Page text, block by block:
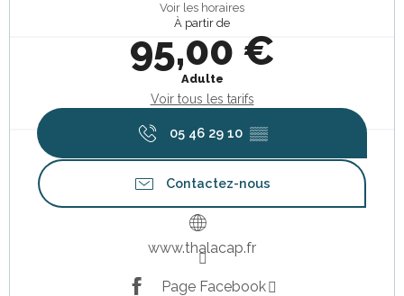
Voir les horaires
À partir de
95,00 €
Adulte
Voir tous les tarifs
05 46 29 10 ▒▒
Contactez-nous
www.thalacap.fr
Page Facebook